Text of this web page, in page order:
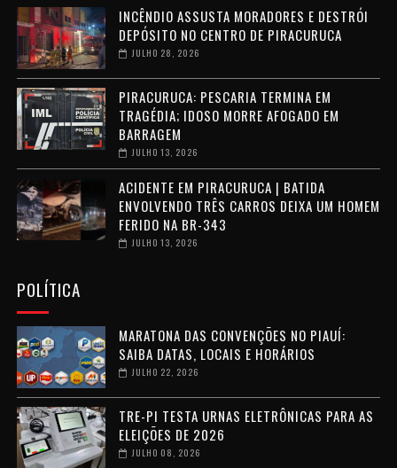
INCÊNDIO ASSUSTA MORADORES E DESTRÓI
DEPÓSITO NO CENTRO DE PIRACURUCA
JULHO 28, 2026
PIRACURUCA: PESCARIA TERMINA EM
TRAGÉDIA; IDOSO MORRE AFOGADO EM
BARRAGEM
JULHO 13, 2026
ACIDENTE EM PIRACURUCA | BATIDA
ENVOLVENDO TRÊS CARROS DEIXA UM HOMEM
FERIDO NA BR-343
JULHO 13, 2026
POLÍTICA
MARATONA DAS CONVENÇÕES NO PIAUÍ:
SAIBA DATAS, LOCAIS E HORÁRIOS
JULHO 22, 2026
TRE-PI TESTA URNAS ELETRÔNICAS PARA AS
ELEIÇÕES DE 2026
JULHO 08, 2026